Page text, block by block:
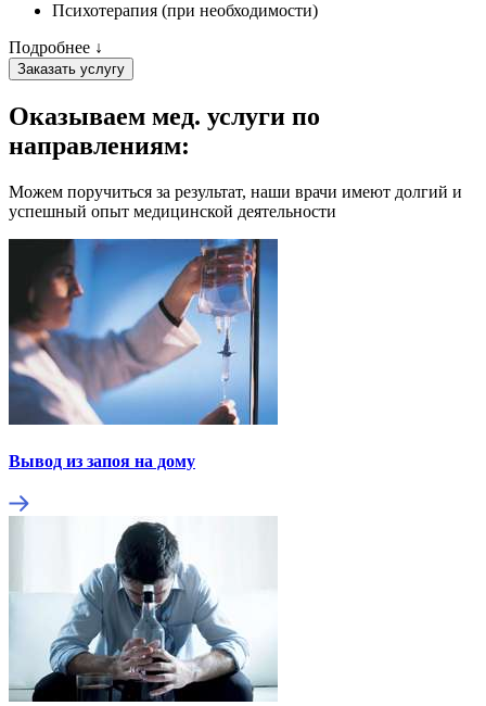
Психотерапия (при необходимости)
Подробнее ↓
Заказать услугу
Оказываем мед. услуги по
направлениям:
Можем поручиться за результат, наши врачи имеют долгий и
успешный опыт медицинской деятельности
Вывод из запоя на дому